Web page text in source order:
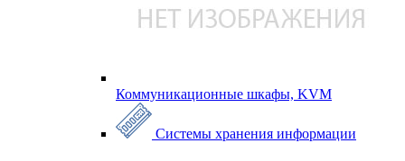
Коммуникационные шкафы, KVM
Системы хранения информации